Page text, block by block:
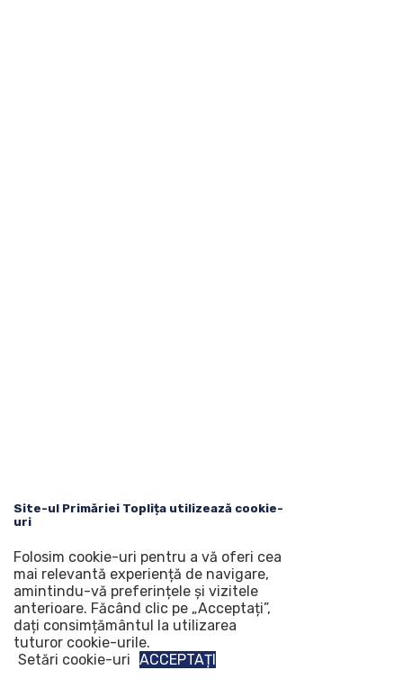
Site-ul Primăriei Toplița utilizează cookie-
uri
Folosim cookie-uri pentru a vă oferi cea
mai relevantă experiență de navigare,
amintindu-vă preferințele și vizitele
anterioare. Făcând clic pe „Acceptați”,
dați consimțământul la utilizarea
tuturor cookie-urile.
Setări cookie-uri ACCEPTAȚI